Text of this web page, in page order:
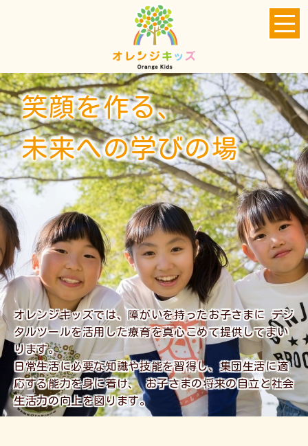
笑顔を作る、
未来への学びの場
オレンジキッズでは、障がいを持ったお子さまに デジ
タルツールを活用した療育を真心こめて提供してまい
ります。
日常生活に必要な知識や技能を習得し、集団生活に適
応する能力を身に着け、お子さまの将来の自立と社会
生活力の向上を図ります。